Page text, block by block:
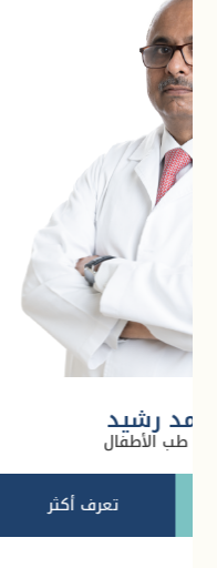
احجز الآن